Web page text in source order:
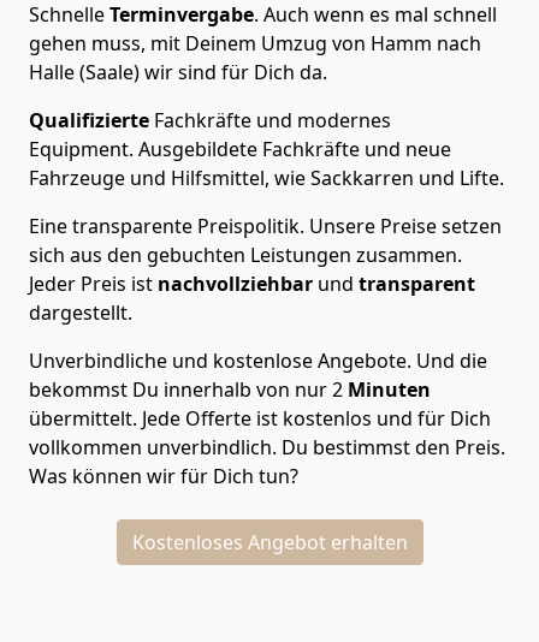
SchnelleTerminvergabe. Auch wenn es mal schnell
gehen muss, mit Deinem Umzug von Hamm nach
Halle (Saale) wir sind für Dich da.
Qualifizierte Fachkräfte und modernes
Equipment. Ausgebildete Fachkräfte und neue
Fahrzeuge und Hilfsmittel, wie Sackkarren und Lifte.
Eine transparente Preispolitik. Unsere Preise setzen
sich aus den gebuchten Leistungen zusammen.
Jeder Preis ist nachvollziehbar und transparent
dargestellt.
Unverbindliche und kostenlose Angebote. Und die
bekommst Du innerhalb von nur2 Minuten
übermittelt. Jede Offerte ist kostenlos und für Dich
vollkommen unverbindlich. Du bestimmst den Preis.
Was können wir für Dich tun?
Kostenloses Angebot erhalten